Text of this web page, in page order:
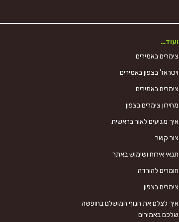
ועוד…
צימרים באמירים
ויטראז' בצפון באמירים
צימרים באמירים
מחירון צימרים בצפון
איך מגיעים לאור בראשית
צור קשר
תנאי אירוח ושימוש באתר
חומרים להורדה
צימרים בצפון
איך לצלם את הנוף המושלם בחופשה
שלכם באמירים